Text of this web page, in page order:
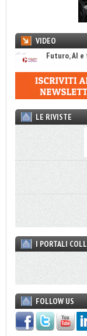
VIDEO
Futuro, AI
LE RIVISTE
I PORTALI
FOLLOW US